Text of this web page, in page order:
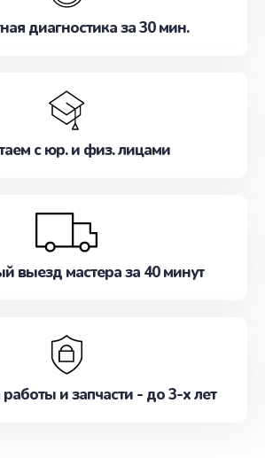
диагностика за 30 мин.
с юр. и физ. лицами
выезд мастера за 40 минут
работы и запчасти - до 3-х лет